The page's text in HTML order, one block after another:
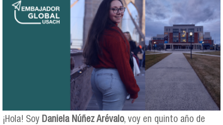
¡Hola! Soy Daniela Núñez Arévalo, voy en quinto año de